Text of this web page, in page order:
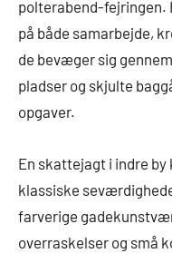
polterabend-fejringen.
på både samarbejde,
de bevæger sig
pladser og skjulte
opgaver.
En skattejagt i indre
klassiske
farverige
overraskelser og små